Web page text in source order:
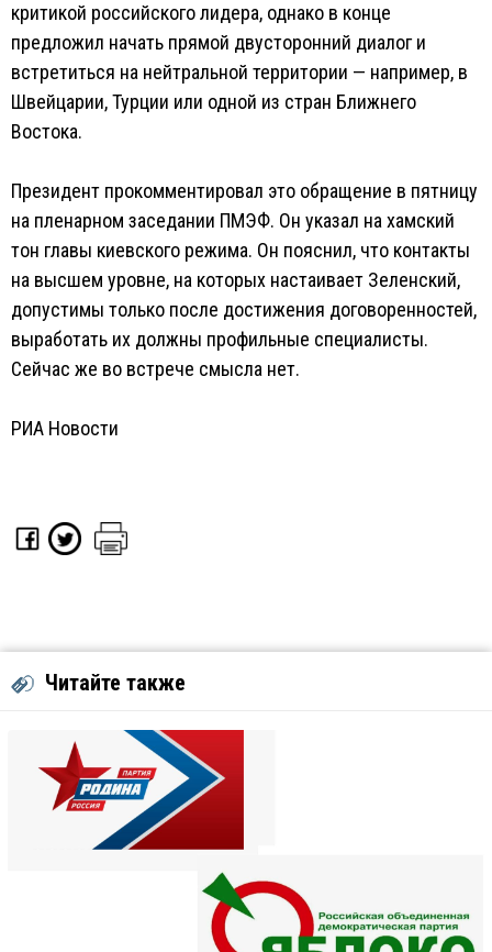
критикой российского лидера, однако в конце
предложил начать прямой двусторонний диалог и
встретиться на нейтральной территории — например, в
Швейцарии, Турции или одной из стран Ближнего
Востока.
Президент прокомментировал это обращение в пятницу
на пленарном заседании ПМЭФ. Он указал на хамский
тон главы киевского режима. Он пояснил, что контакты
на высшем уровне, на которых настаивает Зеленский,
допустимы только после достижения договоренностей,
выработать их должны профильные специалисты.
Сейчас же во встрече смысла нет.
РИА Новости
Читайте также